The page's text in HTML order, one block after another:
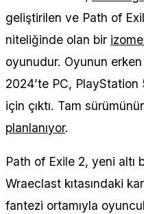
geliştirilen ve Path of
niteliğinde olan bir
oyunudur. Oyunun
2024’te PC, PlayStation
için çıktı. Tam
planlanıyor.
Path of Exile 2, yeni altı
Wraeclast kıtasındaki
fantezi ortamıyla